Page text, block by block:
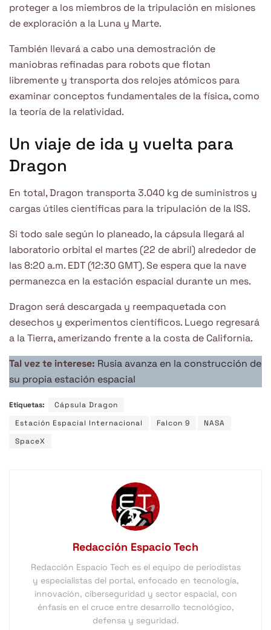
proteger a los miembros de la tripulación en misiones
de exploración a la Luna y Marte.
También llevará a cabo una demostración de
maniobras refinadas para robots que flotan
libremente y transporta dos relojes atómicos para
examinar conceptos fundamentales de la física, como
la teoría de la relatividad.
Un viaje de ida y vuelta para
Dragon
En total, Dragon transporta 3.040 kg de suministros y
cargas útiles científicas para la tripulación de la ISS.
Si todo sale según lo planeado, la cápsula llegará al
laboratorio orbital el martes (22 de abril) alrededor de
las 8:20 a.m. EDT (12:30 GMT). Se espera que la nave
permanezca en la estación espacial durante un mes.
Dragon será descargada y reempaquetada con
desechos y experimentos científicos. Luego regresará
a la Tierra, amerizando frente a la costa de California.
Tal vez te interese: Rusia avanza en la construcción de
su propia estación espacial
Etiquetas:
Cápsula Dragon
Estación Espacial Internacional
Falcon 9
NASA
SpaceX
Redacción Espacio Tech
Redacción Espacio Tech es el equipo de periodistas
y especialistas del portal, enfocado en tecnología,
innovación, ciberseguridad y sector espacial, con
énfasis en el cruce entre desarrollo tecnológico,
defensa y seguridad.